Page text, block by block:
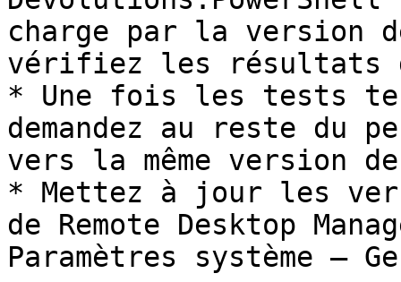
charge par la version
vérifiez les résultats
* Une fois les tests
demandez au reste du
vers la même version de
* Mettez à jour les
de Remote Desktop
Paramètres système –